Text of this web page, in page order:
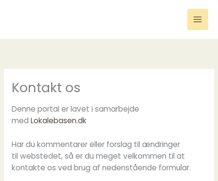
Kontakt os
Denne portal er lavet i samarbejde
med Lokalebasen.dk
Har du kommentarer eller forslag til ændringer
til webstedet, så er du meget velkommen til at
kontakte os ved brug af nedenstående formular.